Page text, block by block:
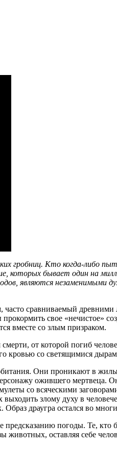
гробниц. Кто когда-либо
бывает один на
являются незаменимыми
сравниваемый
свое
вместе со злым призраком.
от которой погиб
кровью со светящимися
Они проникают в
ожившего мертвеца.
со всяческими
злому духу в
драугра остался во
погоды. Те, кто
оставляя себе